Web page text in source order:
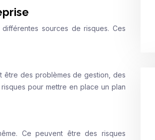
sources de risques. Ces
être des problèmes de gestion, des
pour mettre en place un plan
Ce peuvent être des risques